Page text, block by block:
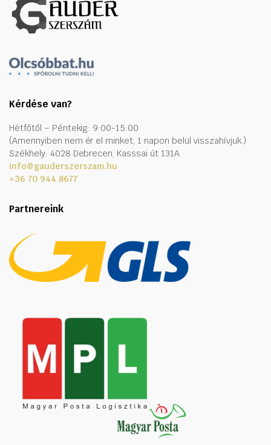
Kérdése van?
Hétfőtől – Péntekig: 9:00-15:00
(Amennyiben nem ér el minket, 1 napon belül visszahívjuk.)
Székhely: 4028 Debrecen, Kasssai út 131A.
info@gauderszerszam.hu
+36 70 944 8677
Partnereink